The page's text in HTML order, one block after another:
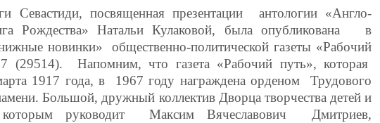
Севастиди, посвященная презентации антологии «Англо-
Рождества» Натальи Кулаковой, была опубликована в
новинки» общественно-политической газеты «Рабочий
Напомним, что газета «Рабочий путь», которая
1917 года, в 1967 году награждена орденом Трудового
Большой, дружный коллектив Дворца творчества детей и
которым руководит Максим Вячеславович Дмитриев,